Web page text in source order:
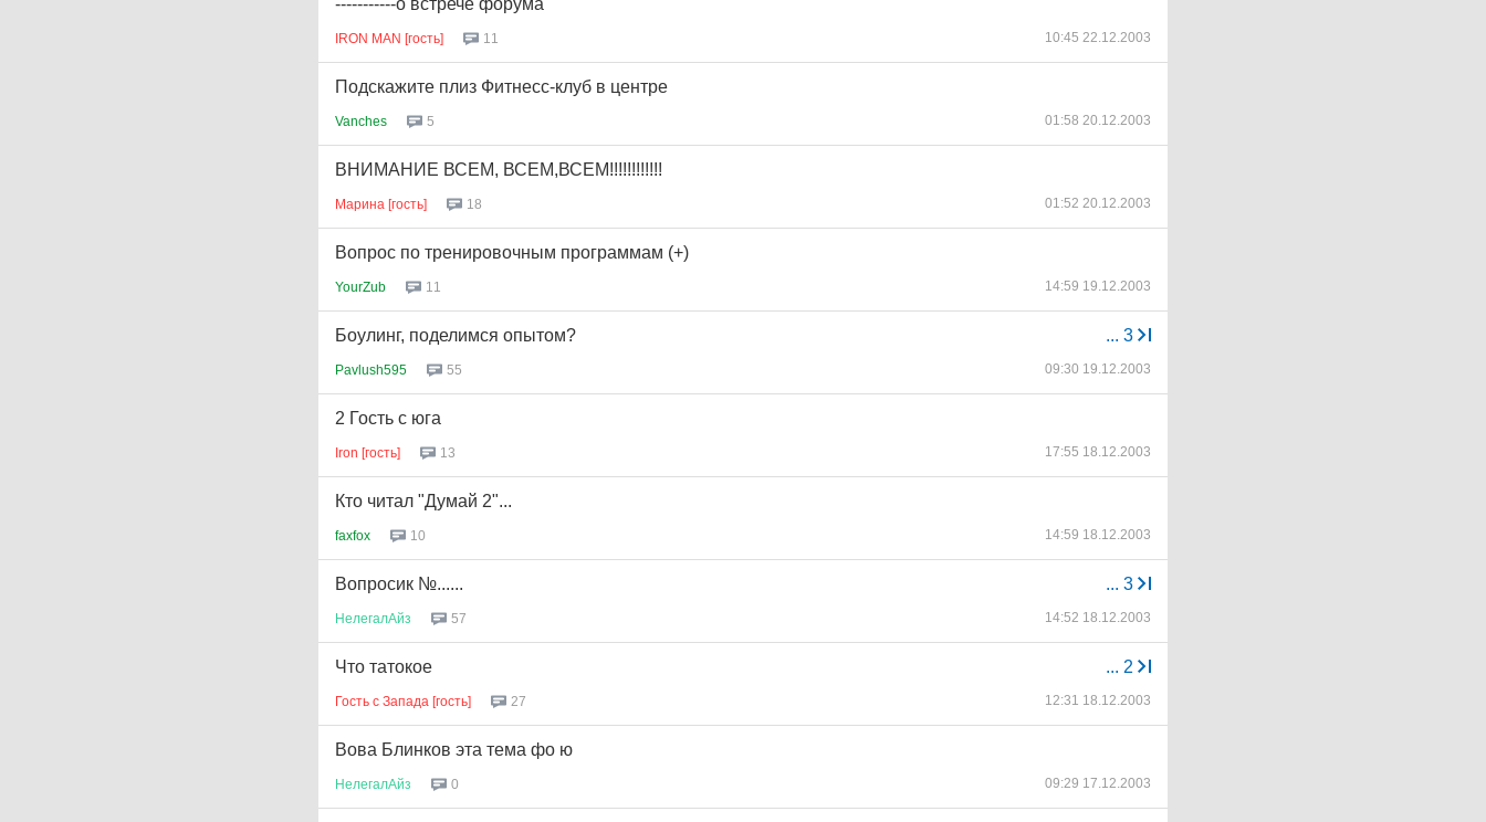
-----------о встрече форума
IRON MAN [гость] 11 10:45 22.12.2003
Подскажите плиз Фитнесс-клуб в центре
Vanches 5 01:58 20.12.2003
ВНИМАНИЕ ВСЕМ, ВСЕМ,ВСЕМ!!!!!!!!!!!!
Марина [гость] 18 01:52 20.12.2003
Вопрос по тренировочным программам (+)
YourZub 11 14:59 19.12.2003
... 3
Боулинг, поделимся опытом?
Pavlush595 55 09:30 19.12.2003
2 Гость с юга
Iron [гость] 13 17:55 18.12.2003
Кто читал "Думай 2"...
faxfox 10 14:59 18.12.2003
... 3
Вопросик №......
НелегалАйз 57 14:52 18.12.2003
... 2
Что татокое
Гость с Запада [гость] 27 12:31 18.12.2003
Вова Блинков эта тема фо ю
НелегалАйз 0 09:29 17.12.2003